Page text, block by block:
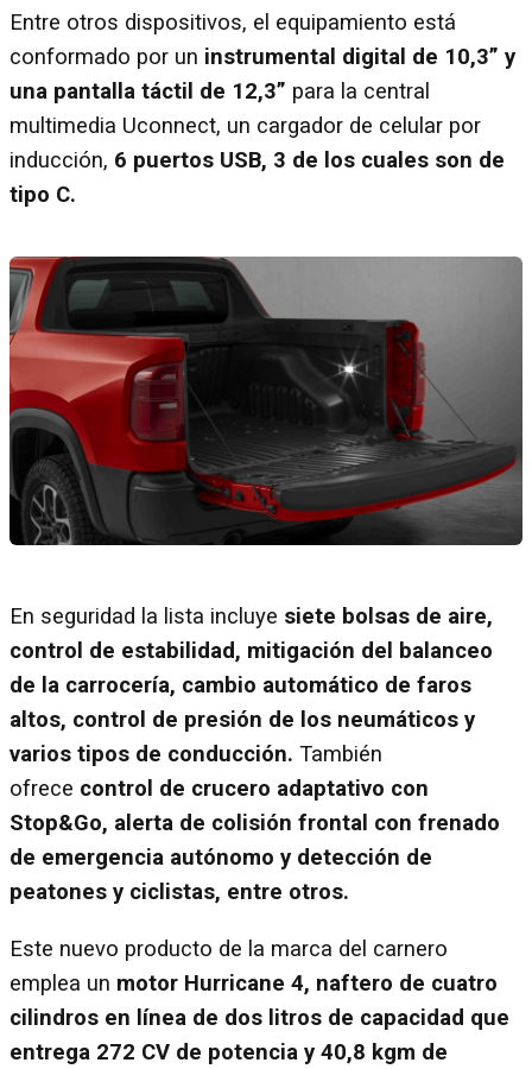
Entre otros dispositivos, el equipamiento está
conformado por un instrumental digital de 10,3” y
una pantalla táctil de 12,3” para la central
multimedia Uconnect, un cargador de celular por
inducción, 6 puertos USB, 3 de los cuales son de
tipo C.
En seguridad la lista incluye siete bolsas de aire,
control de estabilidad, mitigación del balanceo
de la carrocería, cambio automático de faros
altos, control de presión de los neumáticos y
varios tipos de conducción. También
ofrece control de crucero adaptativo con
Stop&Go, alerta de colisión frontal con frenado
de emergencia autónomo y detección de
peatones y ciclistas, entre otros.
Este nuevo producto de la marca del carnero
emplea un motor Hurricane 4, naftero de cuatro
cilindros en línea de dos litros de capacidad que
entrega 272 CV de potencia y 40,8 kgm de